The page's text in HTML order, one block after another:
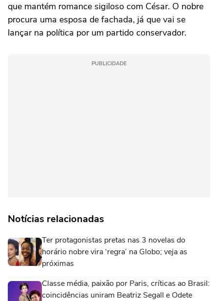
que mantém romance sigiloso com César. O nobre
procura uma esposa de fachada, já que vai se
lançar na política por um partido conservador.
PUBLICIDADE
Notícias relacionadas
Ter protagonistas pretas nas 3 novelas do
horário nobre vira ‘regra’ na Globo; veja as
próximas
Classe média, paixão por Paris, críticas ao Brasil:
coincidências uniram Beatriz Segall e Odete